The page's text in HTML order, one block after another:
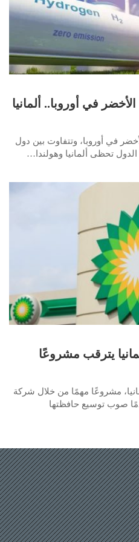
في أوروبا.. ألمانيا
في أوروبا، وتتفاوت بين دول
تحظى ألمانيا وهولندا…
يترقب مشروعًا
مشروعًا مهمًا من خلال شركة
صوب توسيع حافظتها